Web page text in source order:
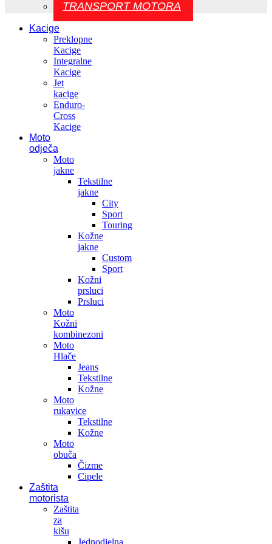
TRANSPORT MOTORA
Kacige
Preklopne
Kacige
Integralne
Kacige
Jet
kacige
Enduro-
Cross
Kacige
Moto
odječa
Moto
jakne
Tekstilne
jakne
City
Sport
Touring
Kožne
jakne
Custom
Sport
Kožni
prsluci
Prsluci
Moto
Kožni
kombinezoni
Moto
Hlače
Jeans
Tekstilne
Kožne
Moto
rukavice
Tekstilne
Kožne
Moto
obuča
Čizme
Cipele
Zaštita
motorista
Zaštita
za
kišu